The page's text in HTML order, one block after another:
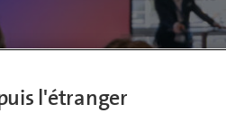
l'étranger